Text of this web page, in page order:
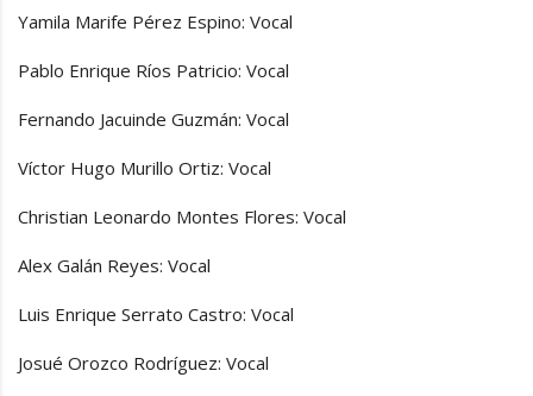
Yamila Marife Pérez Espino: Vocal
Pablo Enrique Ríos Patricio: Vocal
Fernando Jacuinde Guzmán: Vocal
Víctor Hugo Murillo Ortiz: Vocal
Christian Leonardo Montes Flores: Vocal
Alex Galán Reyes: Vocal
Luis Enrique Serrato Castro: Vocal
Josué Orozco Rodríguez: Vocal